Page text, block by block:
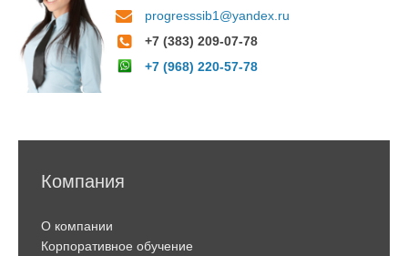
progresssib1@yandex.ru
+7 (383) 209-07-78
+7 (968) 220-57-78
Компания
О компании
Корпоративное обучение